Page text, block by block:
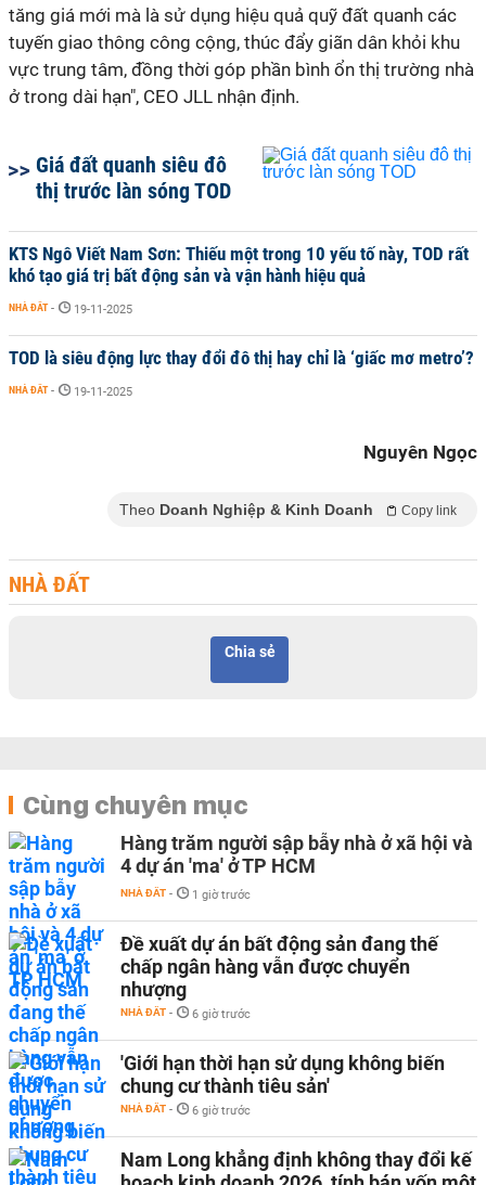
tăng giá mới mà là sử dụng hiệu quả quỹ đất quanh các
tuyến giao thông công cộng, thúc đẩy giãn dân khỏi khu
vực trung tâm, đồng thời góp phần bình ổn thị trường nhà
ở trong dài hạn", CEO JLL nhận định.
Giá đất quanh siêu đô
thị trước làn sóng TOD
KTS Ngô Viết Nam Sơn: Thiếu một trong 10 yếu tố này, TOD rất
khó tạo giá trị bất động sản và vận hành hiệu quả
NHÀ ĐẤT - 19-11-2025
TOD là siêu động lực thay đổi đô thị hay chỉ là ‘giấc mơ metro’?
NHÀ ĐẤT - 19-11-2025
Nguyên Ngọc
Theo Doanh Nghiệp & Kinh Doanh Copy link
NHÀ ĐẤT
Chia sẻ
Cùng chuyên mục
Hàng trăm người sập bẫy nhà ở xã hội và
4 dự án 'ma' ở TP HCM
NHÀ ĐẤT - 1 giờ trước
Đề xuất dự án bất động sản đang thế
chấp ngân hàng vẫn được chuyển
nhượng
NHÀ ĐẤT - 6 giờ trước
'Giới hạn thời hạn sử dụng không biến
chung cư thành tiêu sản'
NHÀ ĐẤT - 6 giờ trước
Nam Long khẳng định không thay đổi kế